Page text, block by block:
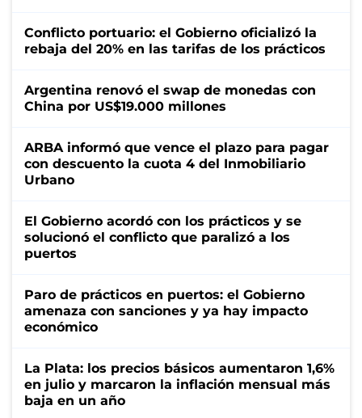
Conflicto portuario: el Gobierno oficializó la
rebaja del 20% en las tarifas de los prácticos
Argentina renovó el swap de monedas con
China por US$19.000 millones
ARBA informó que vence el plazo para pagar
con descuento la cuota 4 del Inmobiliario
Urbano
El Gobierno acordó con los prácticos y se
solucionó el conflicto que paralizó a los
puertos
Paro de prácticos en puertos: el Gobierno
amenaza con sanciones y ya hay impacto
económico
La Plata: los precios básicos aumentaron 1,6%
en julio y marcaron la inflación mensual más
baja en un año